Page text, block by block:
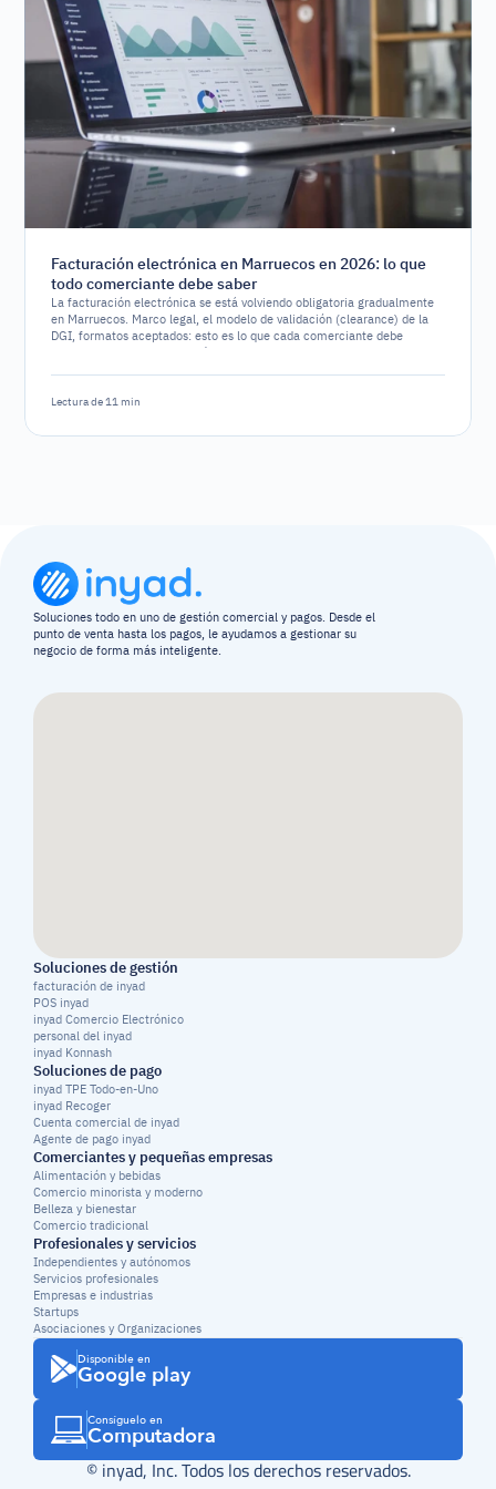
Facturación electrónica en Marruecos en 2026: lo que
todo comerciante debe saber
La facturación electrónica se está volviendo obligatoria gradualmente
en Marruecos. Marco legal, el modelo de validación (clearance) de la
DGI, formatos aceptados: esto es lo que cada comerciante debe
entender antes de la fecha límite de 2026.
Lectura de 11 min
Soluciones todo en uno de gestión comercial y pagos. Desde el
punto de venta hasta los pagos, le ayudamos a gestionar su
negocio de forma más inteligente.
Soluciones de gestión
facturación de inyad
POS inyad
inyad Comercio Electrónico
personal del inyad
inyad Konnash
Soluciones de pago
inyad TPE Todo-en-Uno
inyad Recoger
Cuenta comercial de inyad
Agente de pago inyad
Comerciantes y pequeñas empresas
Alimentación y bebidas
Comercio minorista y moderno
Belleza y bienestar
Comercio tradicional
Profesionales y servicios
Independientes y autónomos
Servicios profesionales
Empresas e industrias
Startups
Asociaciones y Organizaciones
© inyad, Inc. Todos los derechos reservados.
Disponible en
Google play
Consíguelo en
Computadora